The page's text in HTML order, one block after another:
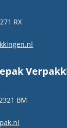
RX
BM